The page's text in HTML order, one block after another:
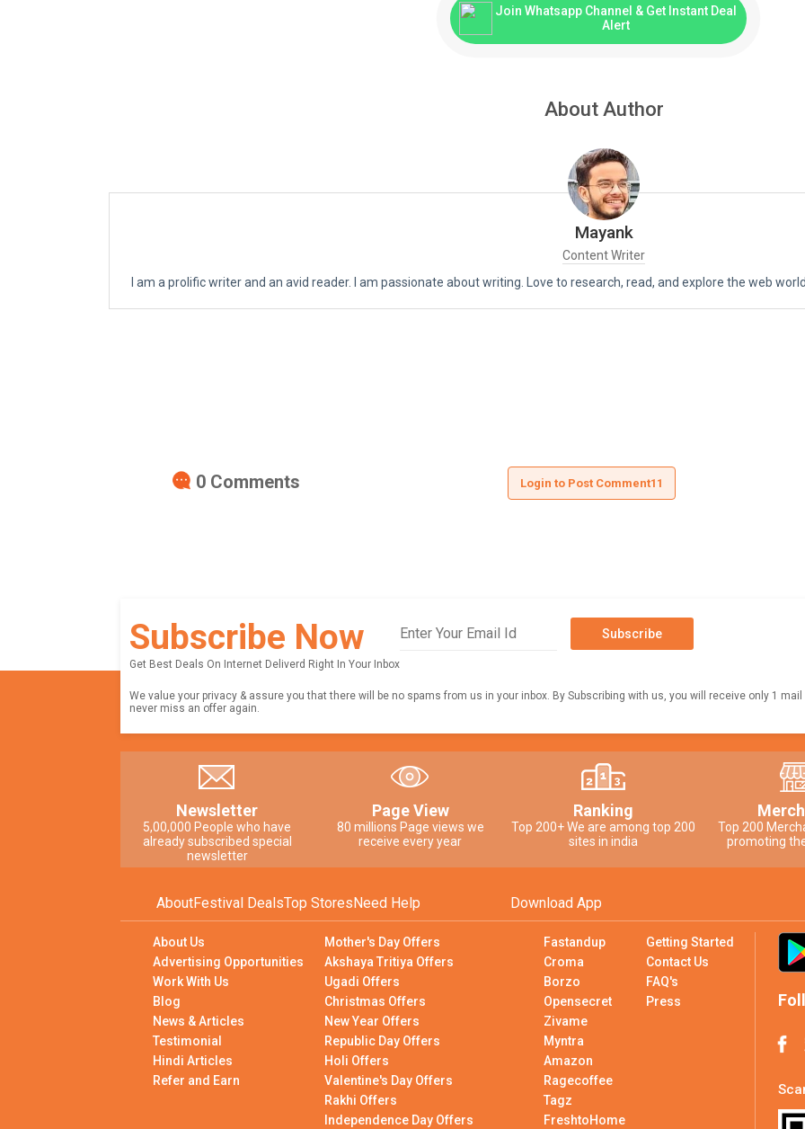
Join Whatsapp Channel & Get Instant Deal
Alert
About Author
Mayank
Content Writer
I am a prolific writer and an avid reader. I am passionate about writing. Love to research, read, and explore the web
0 Comments Login to Post Comment11
Subscribe Now
Get Best Deals On Internet Deliverd Right In Your Inbox
Subscribe
We value your privacy & assure you that there will be no spams from us in your inbox. By Subscribing with us, you will receive only 1 mail
never miss an offer again.
Newsletter
5,00,000 People who have
already subscribed special
newsletter
Page View
80 millions Page views we
receive every year
Ranking
Top 200+ We are among top 200
sites in india
Top 200
promoting
AboutFestival DealsTop StoresNeed Help Download App
About Us
Advertising Opportunities
Work With Us
Blog
News & Articles
Testimonial
Hindi Articles
Refer and Earn
Mother's Day Offers
Akshaya Tritiya Offers
Ugadi Offers
Christmas Offers
New Year Offers
Republic Day Offers
Holi Offers
Valentine's Day Offers
Rakhi Offers
Independence Day Offers
Fastandup
Croma
Borzo
Opensecret
Zivame
Myntra
Amazon
Ragecoffee
Tagz
FreshtoHome
Getting Started
Contact Us
FAQ's
Press